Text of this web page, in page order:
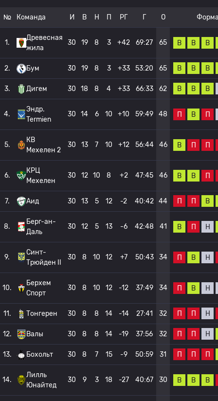
№ Команда И В Н П РГ Г О
1.
Древесная
жила
30 19 8 3 +42 69:27 65 В В В
2. Бум 30 19 8 3 +33 53:20 65 В В В
3. Дигем 30 18 8 4 +33 66:33 62 В В В
4.
Эндр.
Termien
30 14 6 10 +10 59:49 48 П В П
5.
КВ
Мехелен 2
30 13 7 10 +12 56:44 46 В П П
6.
КРЦ
Мехелен
30 12 10 8 +2 47:45 46 В В П
7. Аид 30 13 5 12 -2 40:42 44 П П В
8.
Берг-ан-
Даль
30 12 5 13 -6 42:48 41 В П Н
9.
Синт-
Трюйден II
30 8 10 12 +7 50:43 34 П В Н
10.
Берхем
Спорт
30 8 10 12 -12 37:49 34 П В Н
11. Тонгерен 30 8 8 14 -14 27:41 32 П П Н
12. Валы 30 8 8 14 -19 37:56 32 П П Н
13. Бохольт 30 8 7 15 -9 50:59 31 П П П
14.
Лилль
Юнайтед
30 9 3 18 -27 40:67 30 В В В